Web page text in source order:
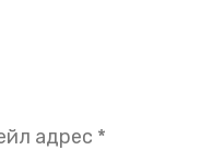
адрес *